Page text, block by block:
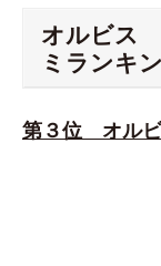
オルビス
ミランキ
第３位 オル